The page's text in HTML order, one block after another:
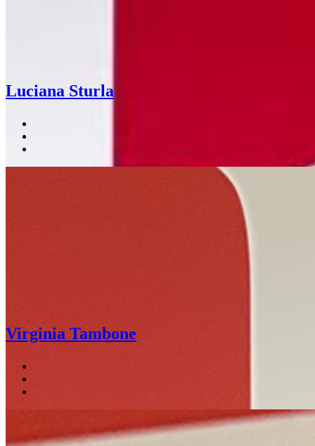
Luciana Sturla
Virginia Tambone